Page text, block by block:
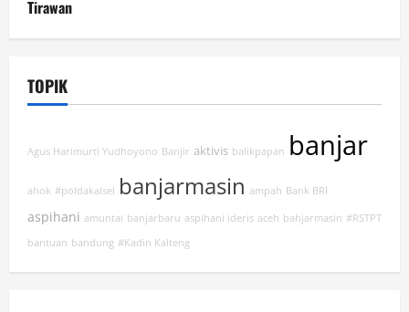
Tirawan
TOPIK
Agus Harimurti Yudhoyono Banjir aktivis balikpapan banjar
ahok #poldakalsel banjarmasin ampah Bank BRI
aspihani amuntai banjarbaru aspihani ideris aceh bahjarmasin #RSTPT
bantuan bandung #Kadin Kalteng